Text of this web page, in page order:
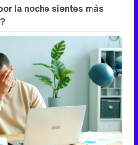
la noche sientes más